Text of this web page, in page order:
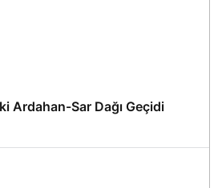
Ardahan-Sar Dağı Geçidi